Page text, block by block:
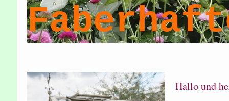
Hallo und